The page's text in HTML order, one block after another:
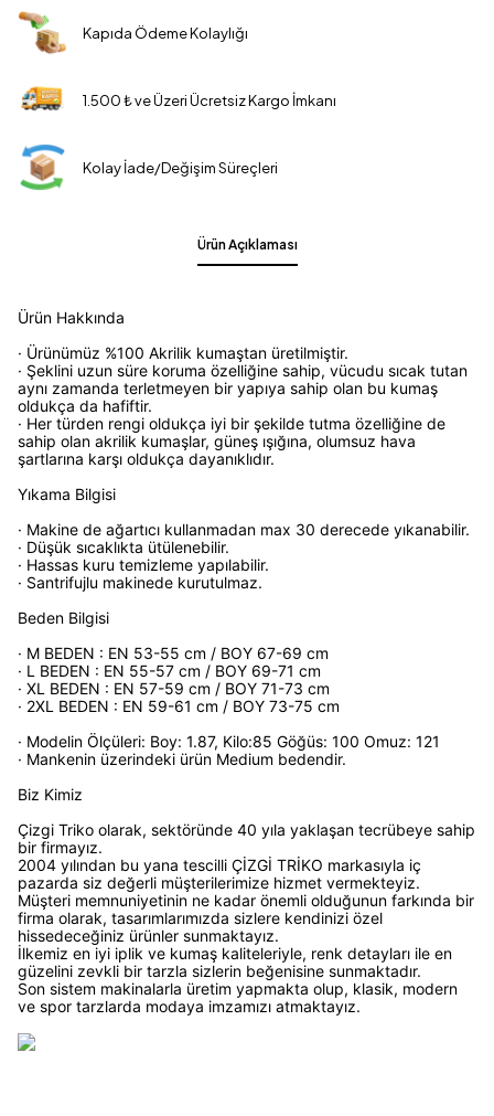
Kapıda Ödeme Kolaylığı
1.500 ₺ ve Üzeri Ücretsiz Kargo İmkanı
Kolay İade/Değişim Süreçleri
Ürün Açıklaması
Ürün Hakkında
· Ürünümüz %100 Akrilik kumaştan üretilmiştir.
· Şeklini uzun süre koruma özelliğine sahip, vücudu sıcak tutan
aynı zamanda terletmeyen bir yapıya sahip olan bu kumaş
oldukça da hafiftir.
· Her türden rengi oldukça iyi bir şekilde tutma özelliğine de
sahip olan akrilik kumaşlar, güneş ışığına, olumsuz hava
şartlarına karşı oldukça dayanıklıdır.
Yıkama Bilgisi
· Makine de ağartıcı kullanmadan max 30 derecede yıkanabilir.
· Düşük sıcaklıkta ütülenebilir.
· Hassas kuru temizleme yapılabilir.
· Santrifujlu makinede kurutulmaz.
Beden Bilgisi
· M BEDEN : EN 53-55 cm / BOY 67-69 cm
· L BEDEN : EN 55-57 cm / BOY 69-71 cm
· XL BEDEN : EN 57-59 cm / BOY 71-73 cm
· 2XL BEDEN : EN 59-61 cm / BOY 73-75 cm
· Modelin Ölçüleri: Boy: 1.87, Kilo:85 Göğüs: 100 Omuz: 121
· Mankenin üzerindeki ürün Medium bedendir.
Biz Kimiz
Çizgi Triko olarak, sektöründe 40 yıla yaklaşan tecrübeye sahip
bir firmayız.
2004 yılından bu yana tescilli ÇİZGİ TRİKO markasıyla iç
pazarda siz değerli müşterilerimize hizmet vermekteyiz.
Müşteri memnuniyetinin ne kadar önemli olduğunun farkında bir
firma olarak, tasarımlarımızda sizlere kendinizi özel
hissedeceğiniz ürünler sunmaktayız.
İlkemiz en iyi iplik ve kumaş kaliteleriyle, renk detayları ile en
güzelini zevkli bir tarzla sizlerin beğenisine sunmaktadır.
Son sistem makinalarla üretim yapmakta olup, klasik, modern
ve spor tarzlarda modaya imzamızı atmaktayız.